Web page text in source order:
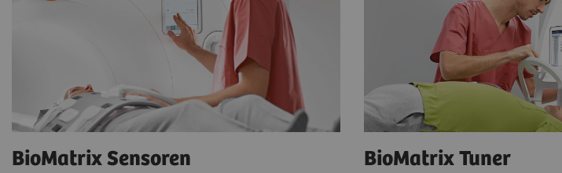
BioMatrix Sensoren BioMatrix Tuner